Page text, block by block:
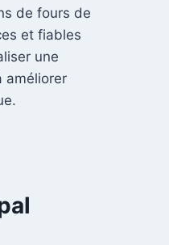
de fours de
et fiables
une
améliorer